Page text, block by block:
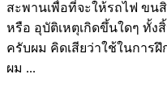
สะพานเพื่อที่จะให้รถไฟ ขน
หรือ อุบัติเหตุเกิดขึ้นใดๆ ทั้ง
ครับผม คิดเสียว่าใช้ในการ
ผม ...